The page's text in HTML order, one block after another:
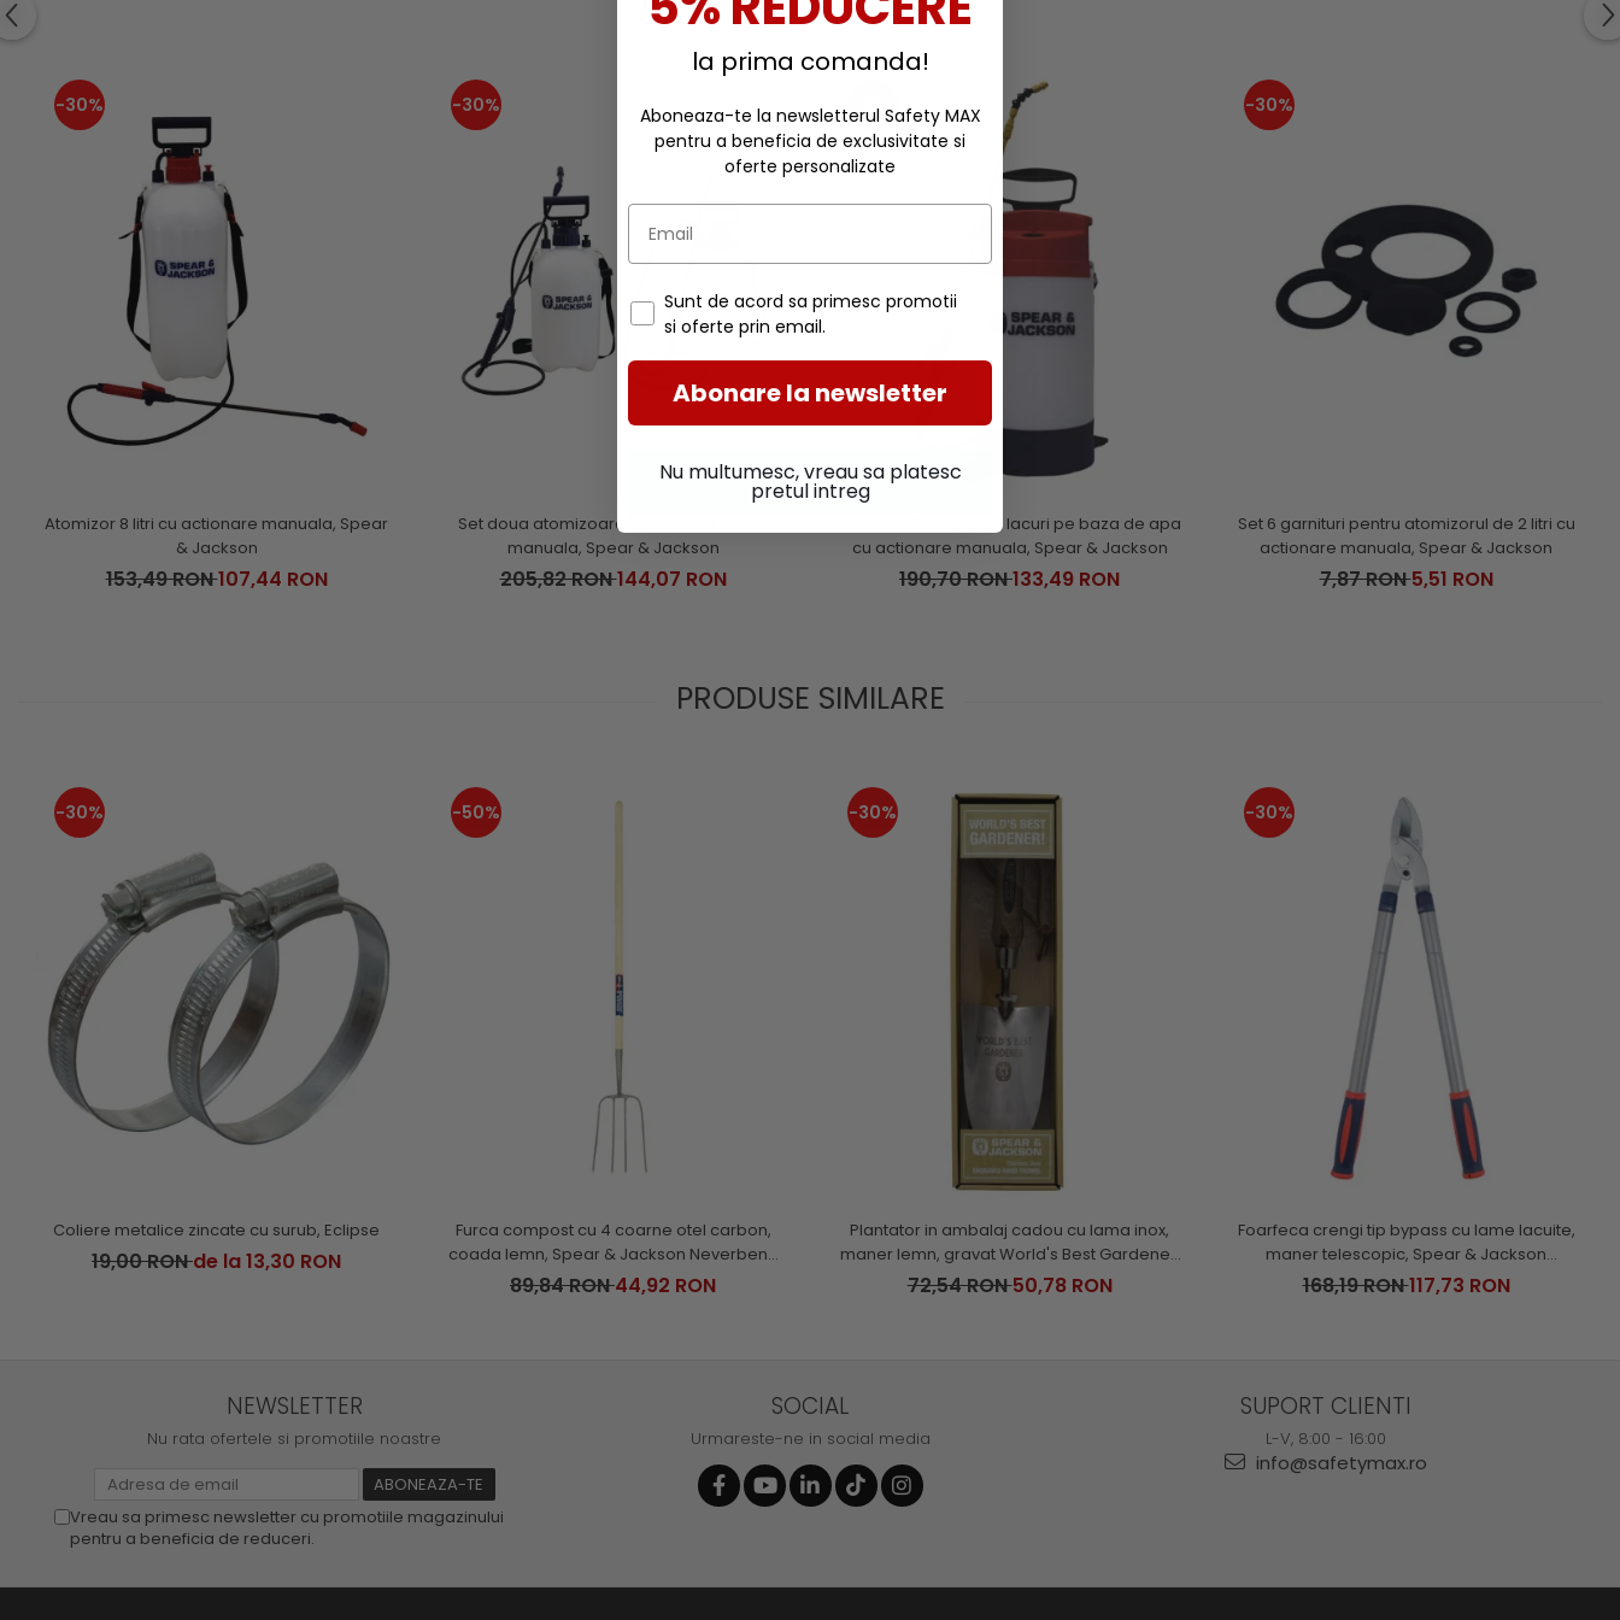
-30%
Atomizor 8 litri cu actionare manuala, Spear
& Jackson
153,49 RON107,44 RON
-30%
Set doua atomizoare 5 litri cu actionare
manuala, Spear & Jackson
205,82 RON144,07 RON
-30%
Atomizor 5 litri pentru lacuri pe baza de apa
cu actionare manuala, Spear & Jackson
190,70 RON133,49 RON
-30%
Set 6 garnituri pentru atomizorul de 2 litri cu
actionare manuala, Spear & Jackson
7,87 RON5,51 RON
PRODUSE SIMILARE
-30%
Coliere metalice zincate cu surub, Eclipse
19,00 RONde la 13,30 RON
-50%
Furca compost cu 4 coarne otel carbon,
coada lemn, Spear & Jackson Neverbend
Professional
89,84 RON44,92 RON
-30%
Plantator in ambalaj cadou cu lama inox,
maner lemn, gravat World's Best Gardener,
Spear & Jackson
72,54 RON50,78 RON
-30%
Foarfeca crengi tip bypass cu lame lacuite,
maner telescopic, Spear & Jackson
Razorsharp Steel
168,19 RON117,73 RON
NEWSLETTER
Nu rata ofertele si promotiile noastre
Vreau sa primesc newsletter cu promotiile magazinului
pentru a beneficia de reduceri.
SOCIAL
Urmareste-ne in social media
SUPORT CLIENTI
L-V, 8:00 - 16:00
info@safetymax.ro
la prima comanda!
Aboneaza-te la newsletterul Safety MAX
pentru a beneficia de exclusivitate si
oferte personalizate
Sunt de acord sa primesc promotii
si oferte prin email.
Abonare la newsletter
Nu multumesc, vreau sa platesc
pretul intreg